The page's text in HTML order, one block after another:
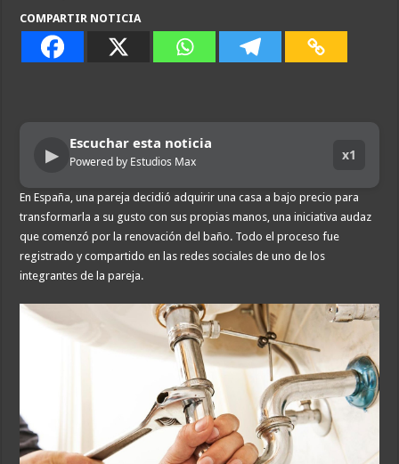
COMPARTIR NOTICIA
▶
Escuchar esta noticia
Powered by Estudios Max x1
En España, una pareja decidió adquirir una casa a bajo precio para
transformarla a su gusto con sus propias manos, una iniciativa audaz
que comenzó por la renovación del baño. Todo el proceso fue
registrado y compartido en las redes sociales de uno de los
integrantes de la pareja.